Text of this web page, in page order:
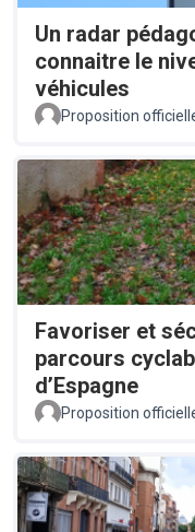
Un radar
connaitre le
véhicules
Proposition
Favoriser et
parcours
d’Espagne
Proposition